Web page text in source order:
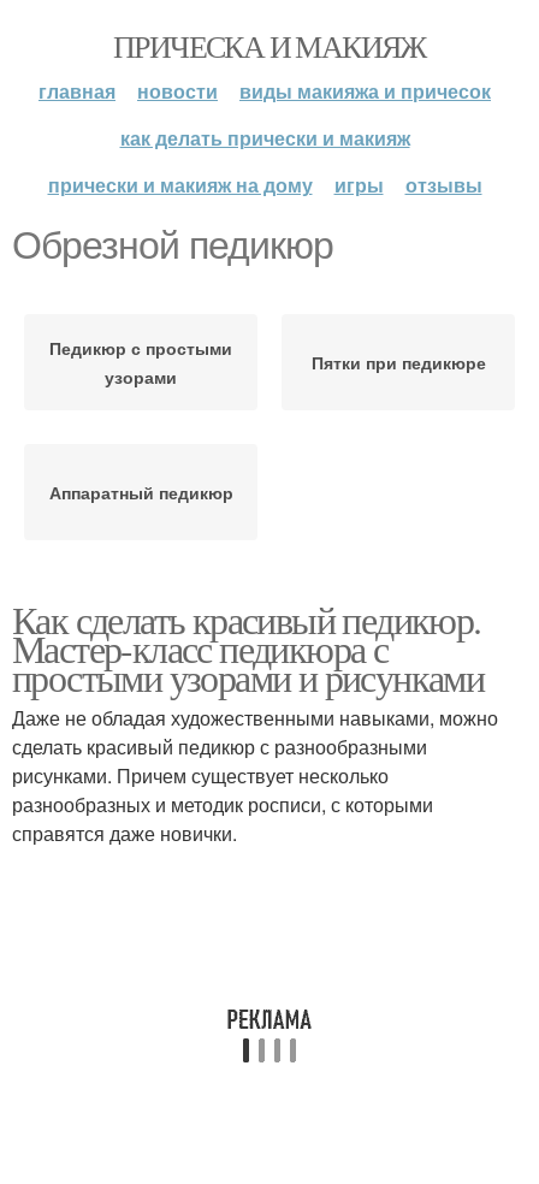
ПРИЧЕСКА И МАКИЯЖ
главная новости
виды макияжа и причесок
как делать прически и макияж
прически и макияж на дому
игры отзывы
Обрезной педикюр
Педикюр с простыми
узорами
Пятки при педикюре
Аппаратный педикюр
Как сделать красивый педикюр.
Мастер-класс педикюра с
простыми узорами и рисунками
Даже не обладая художественными навыками, можно
сделать красивый педикюр с разнообразными
рисунками. Причем существует несколько
разнообразных и методик росписи, с которыми
справятся даже новички.